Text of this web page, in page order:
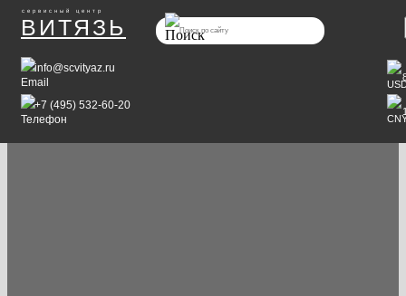
сервисный центр
ВИТЯЗЬ
info@scvityaz.ru
+7 (495) 532-60-20